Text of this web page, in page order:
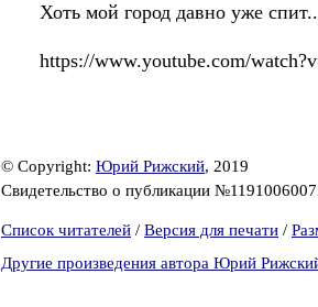
Хоть мой город давно уже
https://www.youtube.com/
© Copyright: Юрий Рижский, 2019
Свидетельство о публикации
Список читателей / Версия для печати /
Другие произведения автора Юрий